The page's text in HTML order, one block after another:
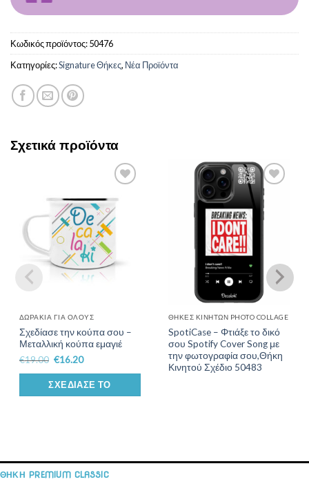
Κωδικός προϊόντος:50476
Κατηγορίες:Signature Θήκες, Νέα Προϊόντα
Σχετικά προϊόντα
Wishlist
ΔΩΡΆΚΙΑ ΓΙΑ ΌΛΟΥΣ
Σχεδίασε την κούπα σου –
Μεταλλική κούπα εμαγιέ
€19.00 €16.20
ΣΧΕΔΊΑΣΕ ΤΟ
Add to
Wishlist
ΘΉΚΕΣ ΚΙΝΗΤΏΝ PHOTO COLLAGE
SpotiCase – Φτιάξε το δικό
σου Spotify Cover Song με
την φωτογραφία σου,Θήκη
Κινητού Σχέδιο 50483
ΘΗΚΗ PREMIUM CLASSIC